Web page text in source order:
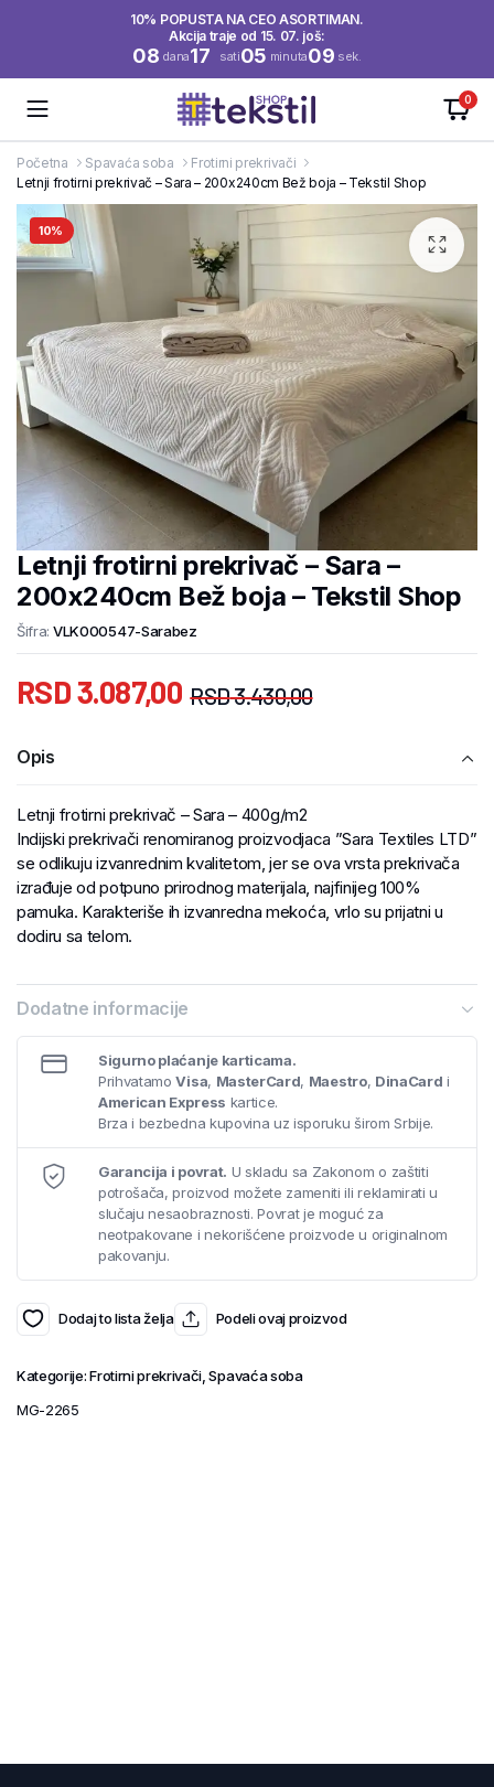
10% POPUSTA NA CEO ASORTIMAN.
Akcija traje od 15. 07. još:
08 dana17 sati05 minuta09 sek.
0
Početna Spavaća soba
Frotirni prekrivači
Letnji frotirni prekrivač – Sara – 200x240cm Bež boja – Tekstil Shop
10%
Letnji frotirni prekrivač – Sara –
200x240cm Bež boja – Tekstil Shop
Šifra: VLK000547-Sarabez
RSD3.430,00
RSD3.087,00
Opis
Letnji frotirni prekrivač – Sara – 400g/m2
Indijski prekrivači renomiranog proizvodjaca ”Sara Textiles LTD”
se odlikuju izvanrednim kvalitetom, jer se ova vrsta prekrivača
izrađuje od potpuno prirodnog materijala, najfinijeg 100%
pamuka. Karakteriše ih izvanredna mekoća, vrlo su prijatni u
dodiru sa telom.
Dodatne informacije
Sigurno plaćanje karticama.
PrihvatamoVisa, MasterCard, Maestro, DinaCard i
American Express kartice.
Brza i bezbedna kupovina uz isporuku širom Srbije.
Garancija i povrat. U skladu sa Zakonom o zaštiti
potrošača, proizvod možete zameniti ili reklamirati u
slučaju nesaobraznosti. Povrat je moguć za
neotpakovane i nekorišćene proizvode u originalnom
pakovanju.
Dodaj to lista želja Podeli ovaj proizvod
Kategorije:Frotirni prekrivači ,Spavaća soba
MG-2265